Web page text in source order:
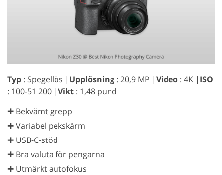
Typ : Spegellös | Upplösning : 20,9 MP |Video : 4K | ISO
: 100-51 200 |Vikt : 1,48 pund
✚ Bekvämt grepp
✚ Variabel pekskärm
✚ USB-C-stöd
✚ Bra valuta för pengarna
✚ Utmärkt autofokus